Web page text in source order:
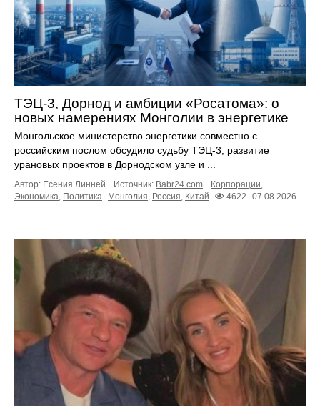
ТЭЦ-3, Дорнод и амбиции «Росатома»: о
новых намерениях Монголии в энергетике
Монгольское министерство энергетики совместно с
российским послом обсудило судьбу ТЭЦ‑3, развитие
урановых проектов в Дорнодском узле и ...
Автор: Есения Линней. Источник: Babr24.com. Корпорации,
Экономика, Политика Монголия, Россия, Китай 4622 07.08.2026